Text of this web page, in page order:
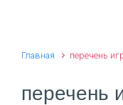
Главная перечень
перечень